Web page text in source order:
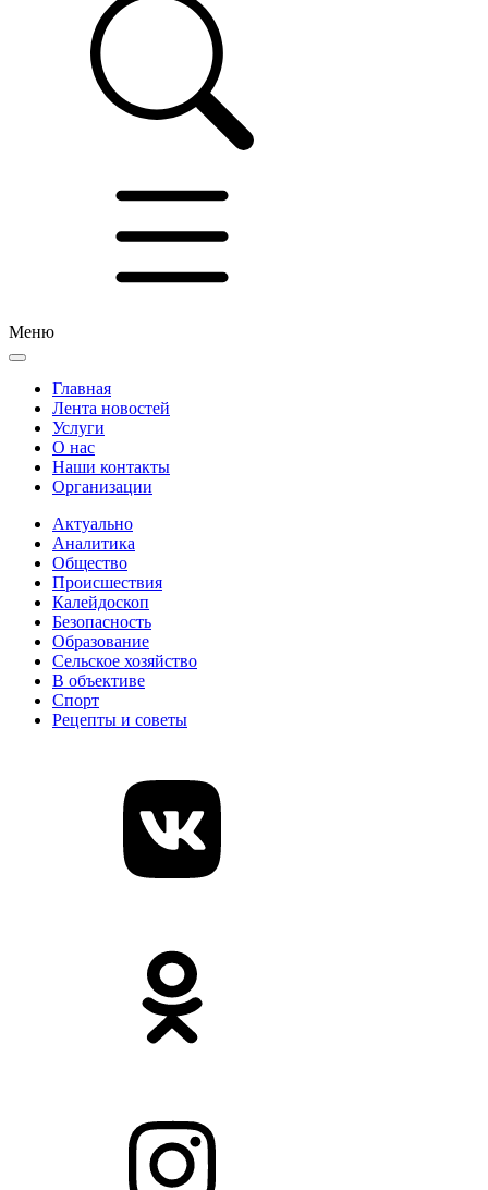
Меню
Главная
Лента новостей
Услуги
О нас
Наши контакты
Организации
Актуально
Аналитика
Общество
Происшествия
Калейдоскоп
Безопасность
Образование
Сельское хозяйство
В объективе
Спорт
Рецепты и советы